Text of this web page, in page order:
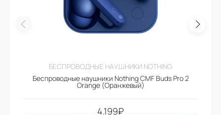
БЕСПРОВОДНЫЕ НАУШНИКИ NOTHING
Беспроводные наушники Nothing CMF Buds Pro 2
Orange (Оранжевый)
4.199₽